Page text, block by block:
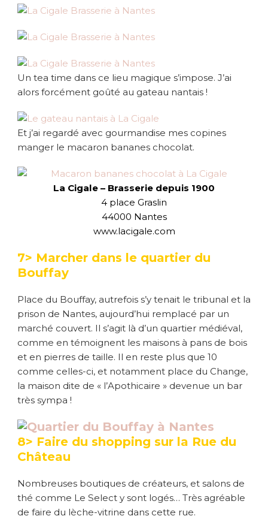
Un tea time dans ce lieu magique s’impose. J’ai
alors forcément goûté au gateau nantais !
Et j’ai regardé avec gourmandise mes copines
manger le macaron bananes chocolat.
La Cigale – Brasserie depuis 1900
4 place Graslin
44000 Nantes
www.lacigale.com
7> Marcher dans le quartier du
Bouffay
Place du Bouffay, autrefois s’y tenait le tribunal et la
prison de Nantes, aujourd’hui remplacé par un
marché couvert. Il s’agit là d’un quartier médiéval,
comme en témoignent les maisons à pans de bois
et en pierres de taille. Il en reste plus que 10
comme celles-ci, et notamment place du Change,
la maison dite de « l’Apothicaire » devenue un bar
très sympa !
8> Faire du shopping sur la Rue du
Château
Nombreuses boutiques de créateurs, et salons de
thé comme Le Select y sont logés… Très agréable
de faire du lèche-vitrine dans cette rue.